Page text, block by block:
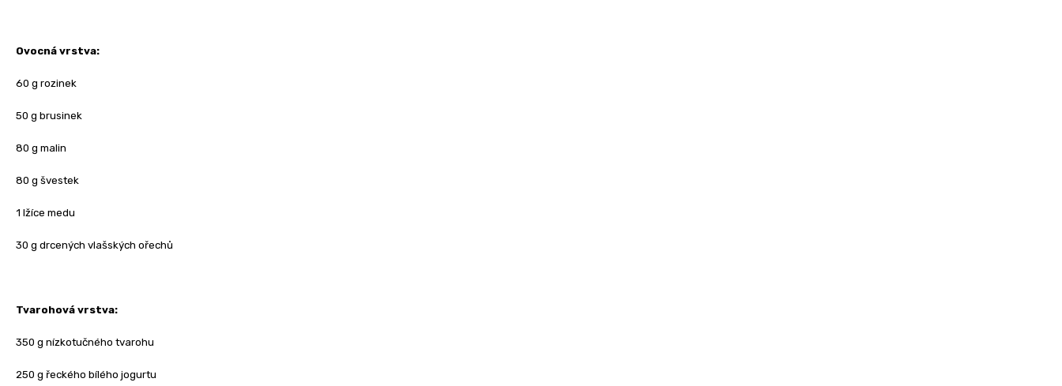
Ovocná vrstva:
60 g rozinek
50 g brusinek
80 g malin
80 g švestek
1 lžíce medu
30 g drcených vlašských ořechů
Tvarohová vrstva:
350 g nízkotučného tvarohu
250 g řeckého bílého jogurtu